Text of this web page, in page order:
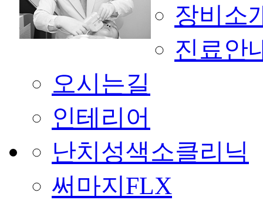
장비소
진료안
오시는길
인테리어
난치성색소클리닉
써마지FLX